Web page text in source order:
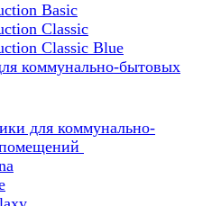
Basic
Classic
Classic Blue
коммунально-бытовых
для коммунально-